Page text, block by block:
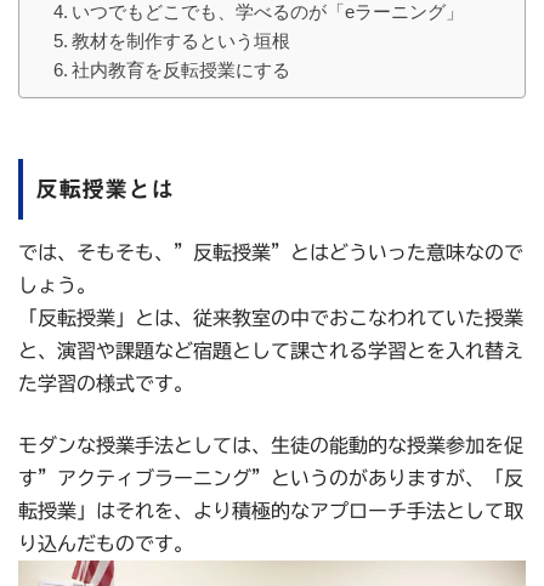
いつでもどこでも、学べるのが「eラーニング」
教材を制作するという垣根
社内教育を反転授業にする
反転授業とは
では、そもそも、”反転授業”とはどういった意味なので
しょう。
「反転授業」とは、従来教室の中でおこなわれていた授業
と、演習や課題など宿題として課される学習とを入れ替え
た学習の様式です。
モダンな授業手法としては、生徒の能動的な授業参加を促
す”アクティブラーニング”というのがありますが、「反
転授業」はそれを、より積極的なアプローチ手法として取
り込んだものです。